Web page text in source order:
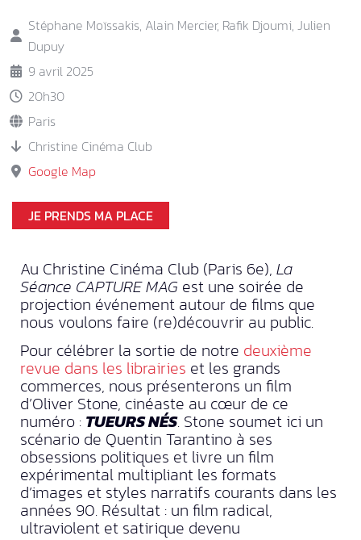
Stéphane Moïssakis, Alain Mercier, Rafik Djoumi, Julien
Dupuy
9 avril 2025
20h30
Paris
Christine Cinéma Club
Google Map
JE PRENDS MA PLACE
Au Christine Cinéma Club (Paris 6e), La
Séance CAPTURE MAG est une soirée de
projection événement autour de films que
nous voulons faire (re)découvrir au public.
Pour célébrer la sortie de notre deuxième
revue dans les librairies et les grands
commerces, nous présenterons un film
d’Oliver Stone, cinéaste au cœur de ce
numéro : TUEURS NÉS. Stone soumet ici un
scénario de Quentin Tarantino à ses
obsessions politiques et livre un film
expérimental multipliant les formats
d’images et styles narratifs courants dans les
années 90. Résultat : un film radical,
ultraviolent et satirique devenu